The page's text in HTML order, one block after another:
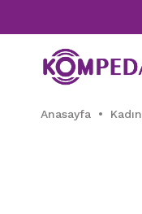
Anasayfa Kadın